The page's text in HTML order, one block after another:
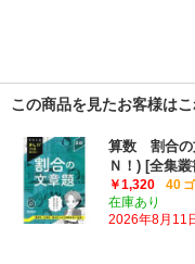
この商品を見たお客様は
算数 割合の
Ｎ！) [全集叢
￥1,320 40
在庫あり
2026年8月11